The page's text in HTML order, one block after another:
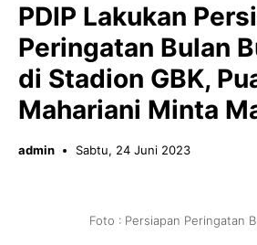
PDIP Lakukan
Peringatan Bulan
di Stadion GBK,
Mahariani Minta
admin Sabtu, 24 Juni 2023
Foto : Persiapan Peringatan